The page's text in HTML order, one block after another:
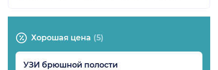
Хорошая цена (5)
УЗИ брюшной полости